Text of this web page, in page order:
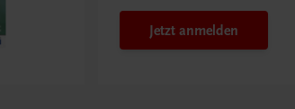
Jetzt anmelden